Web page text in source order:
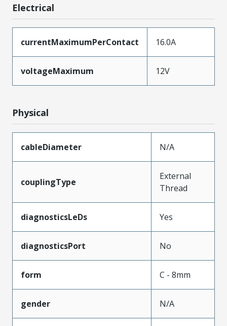
Electrical
currentMaximumPerContact 16.0A
voltageMaximum 12V
Physical
cableDiameter N/A
couplingType
External
Thread
diagnosticsLeDs Yes
diagnosticsPort No
form C - 8mm
gender N/A